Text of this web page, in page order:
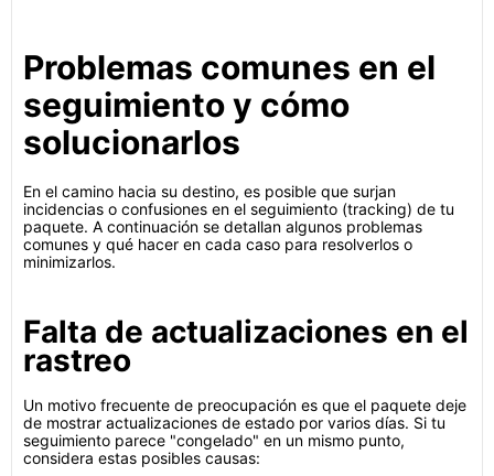
Problemas comunes en el
seguimiento y cómo
solucionarlos
En el camino hacia su destino, es posible que surjan
incidencias o confusiones en el seguimiento (tracking) de tu
paquete. A continuación se detallan algunos problemas
comunes y qué hacer en cada caso para resolverlos o
minimizarlos.
Falta de actualizaciones en el
rastreo
Un motivo frecuente de preocupación es que el paquete deje
de mostrar actualizaciones de estado por varios días. Si tu
seguimiento parece "congelado" en un mismo punto,
considera estas posibles causas: